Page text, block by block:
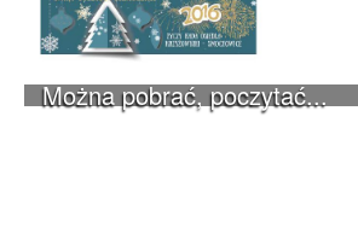
Można pobrać, poczytać...